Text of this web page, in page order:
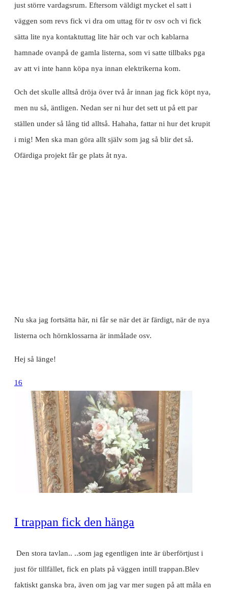
just större vardagsrum. Eftersom väldigt mycket el satt i
väggen som revs fick vi dra om uttag för tv osv och vi fick
sätta lite nya kontaktuttag lite här och var och kablarna
hamnade ovanpå de gamla listerna, som vi satte tillbaks pga
av att vi inte hann köpa nya innan elektrikerna kom.
Och det skulle alltså dröja över två år innan jag fick köpt nya,
men nu så, äntligen. Nedan ser ni hur det sett ut på ett par
ställen under så lång tid alltså. Hahaha, fattar ni hur det krupit
i mig! Men ska man göra allt själv som jag så blir det så.
Ofärdiga projekt får ge plats åt nya.
Nu ska jag fortsätta här, ni får se när det är färdigt, när de nya
listerna och hörnklossarna är inmålade osv.
Hej så länge!
16
I trappan fick den hänga
Den stora tavlan.. ..som jag egentligen inte är überförtjust i
just för tillfället, fick en plats på väggen intill trappan.Blev
faktiskt ganska bra, även om jag var mer sugen på att måla en